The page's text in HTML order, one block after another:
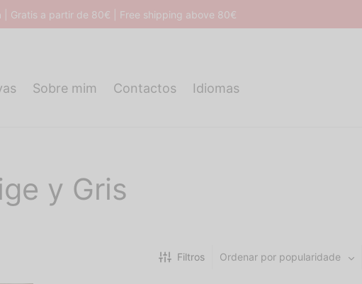
| Gratis a partir de 80€ | Free shipping above 80€
Sobre mim Contactos Idiomas
y Gris
Filtros Ordenar por popularidade